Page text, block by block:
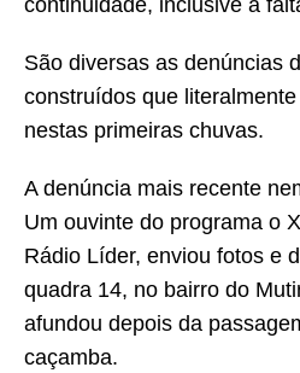
continuidade, inclusive a
São diversas as denúncias
construídos que literalmente
nestas primeiras chuvas.
A denúncia mais recente
Um ouvinte do programa o
Rádio Líder, enviou fotos e
quadra 14, no bairro do
afundou depois da
caçamba.